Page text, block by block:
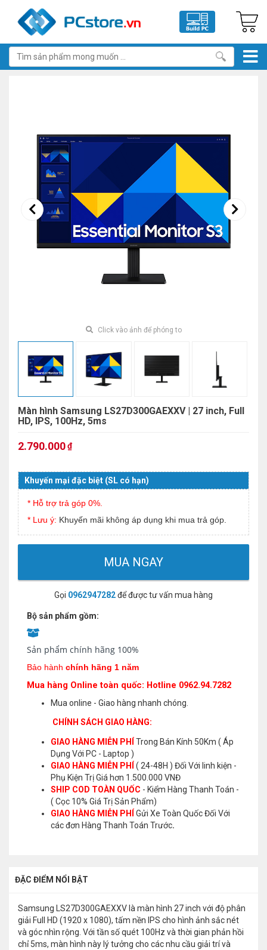
Click vào ảnh để phóng to
Màn hình Samsung LS27D300GAEXXV | 27 inch, Full
HD, IPS, 100Hz, 5ms
2.790.000₫
Khuyến mại đặc biệt (SL có hạn)
* Hỗ trợ trả góp 0%.
* Lưu ý: Khuyến mãi không áp dụng khi mua trả góp.
MUA NGAY
Gọi 0962947282để được tư vấn mua hàng
Bộ sản phẩm gồm:
Sản phẩm chính hãng 100%
Bảo hành chính hãng 1 năm
Mua hàng Online toàn quốc: Hotline 0962.94.7282
Mua online - Giao hàng nhanh chóng.
CHÍNH SÁCH GIAO HÀNG:
GIAO HÀNG MIỄN PHÍ
Trong Bán Kính 50Km ( Áp
Dụng Với PC - Laptop )
GIAO HÀNG MIỄN PHÍ
( 24-48H ) Đối Với linh kiện -
Phụ Kiện Trị Giá hơn 1.500.000 VNĐ
SHIP COD TOÀN QUỐC - Kiểm Hàng Thanh Toán -
( Cọc 10% Giá Trị Sản Phẩm)
GIAO HÀNG MIỄN PHÍ
Gửi Xe Toàn Quốc Đối Với
các đơn Hàng Thanh Toán Trước.
ĐẶC ĐIỂM NỔI BẬT
Samsung LS27D300GAEXXV là màn hình 27 inch với độ phân
giải Full HD (1920 x 1080), tấm nền IPS cho hình ảnh sắc nét
và góc nhìn rộng. Với tần số quét 100Hz và thời gian phản hồi
chỉ 5ms, màn hình này lý tưởng cho các nhu cầu giải trí và